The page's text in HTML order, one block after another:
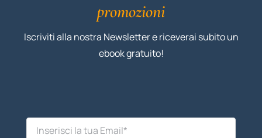
promozioni
Iscriviti alla nostra Newsletter e riceverai subito un
ebook gratuito!